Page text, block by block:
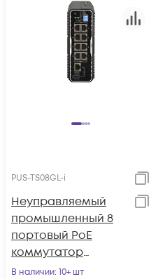
PUS-TS08GL-i
Неуправляемый
промышленный 8
портовый PoE
коммутатор
POWERTONE PUS-
В наличии: 10+ шт